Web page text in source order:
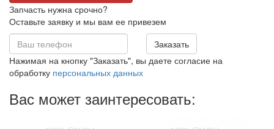
Запчасть нужна срочно?
Оставьте заявку и мы вам ее привезем
Заказать
Нажимая на кнопку "Заказать", вы даете согласие на
обработку персональных данных
Вас может заинтересовать: